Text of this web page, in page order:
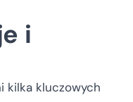
i
kilka kluczowych